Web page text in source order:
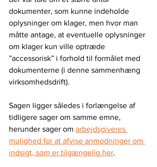
dokumenter, som kunne indeholde
oplysninger om klager, men hvor man
måtte antage, at eventuelle oplysninger
om klager kun ville optræde
”accessorisk” i forhold til formålet med
dokumenterne (i denne sammenhæng
virksomhedsdrift).
Sagen ligger således i forlængelse af
tidligere sager om samme emne,
herunder sager om arbejdsgiveres
mulighed for at afvise anmodninger om
indsigt, som er tilgængelig her.